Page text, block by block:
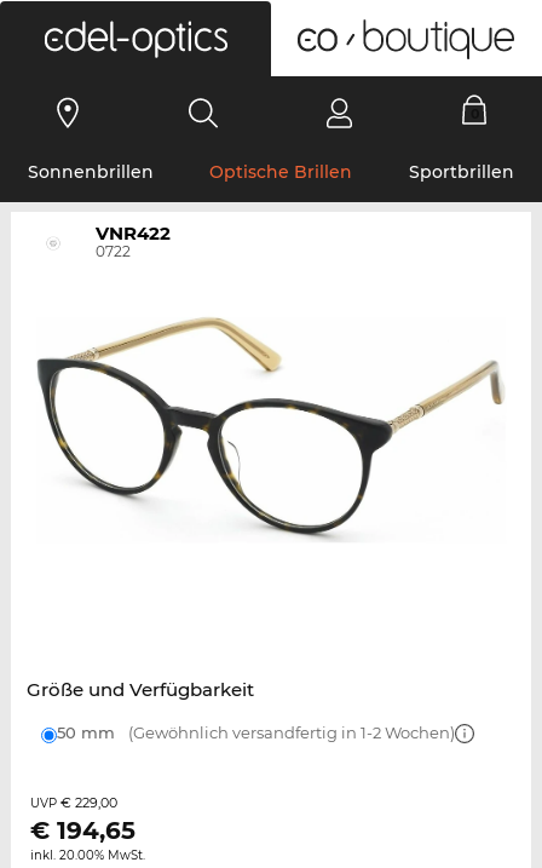
Sonnenbrillen Optische Brillen Sportbrillen
VNR422
0722
Größe und Verfügbarkeit
50 mm (Gewöhnlich versandfertig in 1-2 Wochen)
UVP € 229,00
€ 194,65
inkl. 20.00% MwSt.